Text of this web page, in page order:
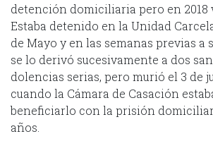
detención domiciliaria pero en 2018
Estaba detenido en la Unidad
de Mayo y en las semanas previas a
se lo derivó sucesivamente a dos
dolencias serias, pero murió el 3 de
cuando la Cámara de Casación
beneficiarlo con la prisión
años.